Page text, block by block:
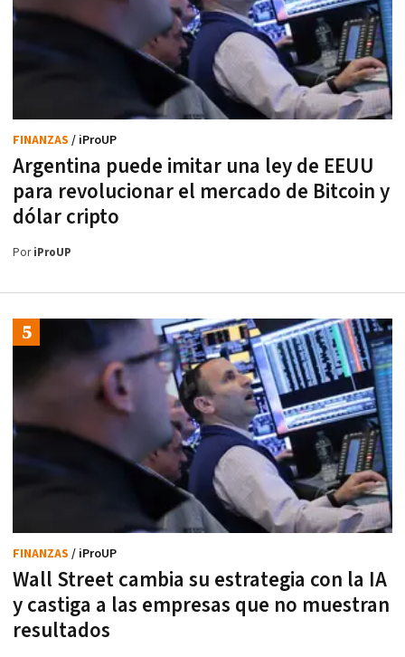
Argentina puede imitar una ley de EEUU
para revolucionar el mercado de Bitcoin y
dólar cripto
FINANZAS / iProUP
PoriProUP
Wall Street cambia su estrategia con la IA
y castiga a las empresas que no muestran
resultados
FINANZAS / iProUP